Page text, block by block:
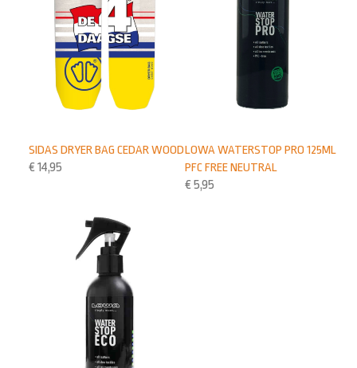
LOWA WATERSTOP PRO 125ML
PFC FREE NEUTRAL
€ 5,95
SIDAS DRYER BAG CEDAR WOOD
€ 14,95